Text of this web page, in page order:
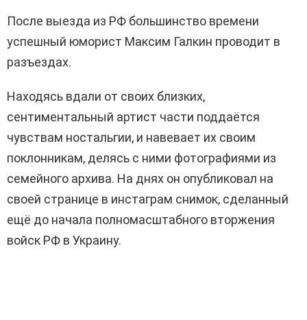
После выезда из РФ большинство времени
успешный юморист Максим Галкин проводит в
разъездах.
Находясь вдали от своих близких,
сентиментальный артист части поддаётся
чувствам ностальгии, и навевает их своим
поклонникам, делясь с ними фотографиями из
семейного архива. На днях он опубликовал на
своей странице в инстаграм снимок, сделанный
ещё до начала полномасштабного вторжения
войск РФ в Украину.